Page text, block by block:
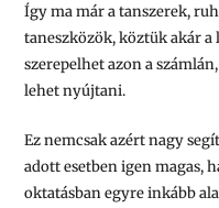
Így ma már a tanszerek,
taneszközök, köztük akár
szerepelhet azon a
lehet nyújtani.
Ez nemcsak azért nagy
adott esetben igen magas,
oktatásban egyre inkább